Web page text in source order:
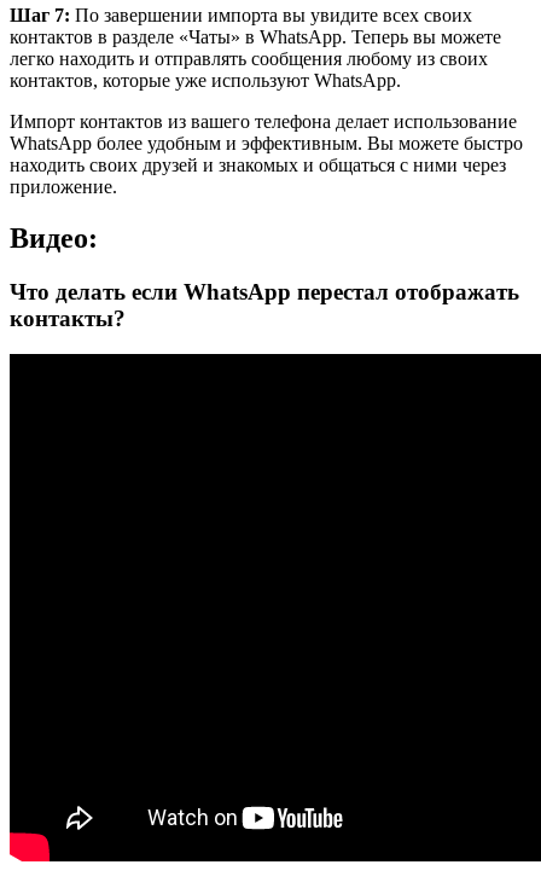
Шаг 7: По завершении импорта вы увидите всех своих
контактов в разделе «Чаты» в WhatsApp. Теперь вы можете
легко находить и отправлять сообщения любому из своих
контактов, которые уже используют WhatsApp.
Импорт контактов из вашего телефона делает использование
WhatsApp более удобным и эффективным. Вы можете быстро
находить своих друзей и знакомых и общаться с ними через
приложение.
Видео:
Что делать если WhatsApp перестал отображать
контакты?